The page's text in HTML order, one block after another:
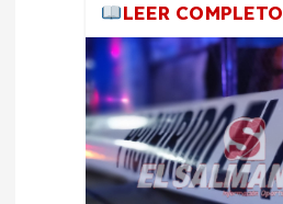
LEER COMPLETO